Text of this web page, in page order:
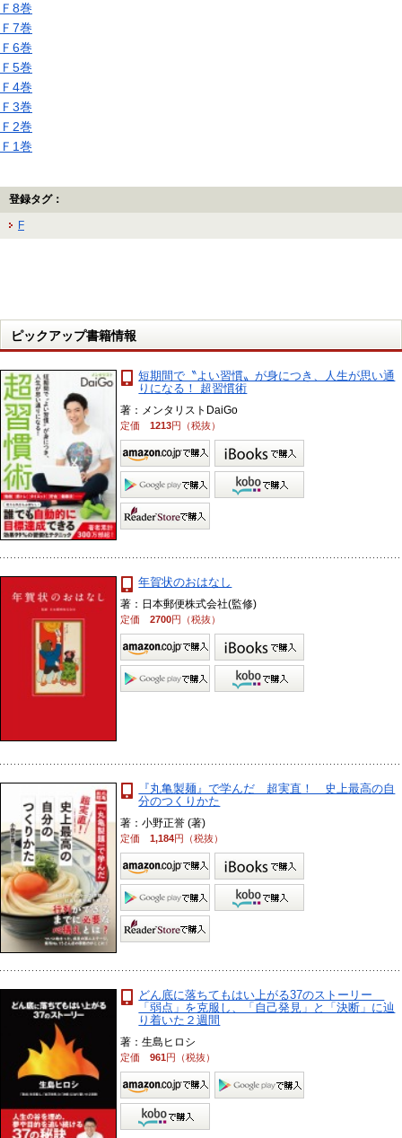
Ｆ8巻
Ｆ7巻
Ｆ6巻
Ｆ5巻
Ｆ4巻
Ｆ3巻
Ｆ2巻
Ｆ1巻
登録タグ：
F
ピックアップ書籍情報
短期間で〝よい習慣〟が身につき、人生が思い通
りになる！ 超習慣術
著：メンタリストDaiGo
定価1213円（税抜）
年賀状のおはなし
著：日本郵便株式会社(監修)
定価2700円（税抜）
『丸亀製麺』で学んだ 超実直！ 史上最高の自
分のつくりかた
著：小野正誉 (著)
定価1,184円（税抜）
どん底に落ちてもはい上がる37のストーリー
「弱点」を克服し、「自己発見」と「決断」に辿
り着いた２週間
著：生島ヒロシ
定価961円（税抜）